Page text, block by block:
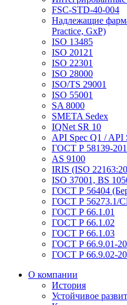
FSC-STD-40-004
Надлежащие
Practice, GxP)
ISO 13485
ISO 20121
ISO 22301
ISO 28000
ISO/TS 29001
ISO 55001
SA 8000
SMETA Sedex
IQNet SR 10
API Spec Q1 / API
ГОСТ Р 58139-
AS 9100
IRIS (ISO
ISO 37001, BS
ГОСТ Р 56404
ГОСТ Р 56273.1/
ГОСТ Р 66.1.01
ГОСТ Р 66.1.02
ГОСТ Р 66.1.03
ГОСТ Р 66.9.01-
ГОСТ Р 66.9.02-
О компании
История
Устойчивое